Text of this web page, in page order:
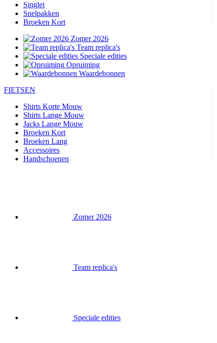
Singlet
Snelpakken
Broeken Kort
Zomer 2026
Team replica's
Speciale edities
Opruiming
Waardebonnen
FIETSEN
Shirts Korte Mouw
Shirts Lange Mouw
Jacks Lange Mouw
Broeken Kort
Broeken Lang
Accessoires
Handschoenen